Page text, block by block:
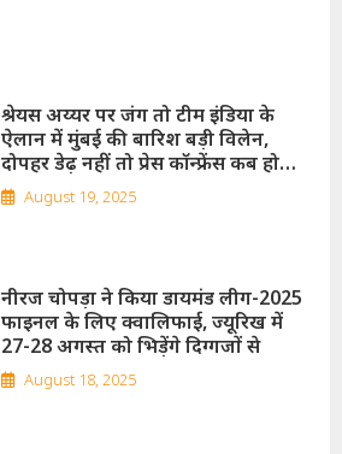
श्रेयस अय्यर पर जंग तो टीम इंडिया के
ऐलान में मुंबई की बारिश बड़ी विलेन,
दोपहर डेढ़ नहीं तो प्रेस कॉन्फ्रेंस कब होगी
शुरू?August 19, 2025
नीरज चोपड़ा ने किया डायमंड लीग-2025
फाइनल के लिए क्वालिफाई, ज्यूरिख में
27-28 अगस्त को भिड़ेंगे दिग्गजों से
August 18, 2025